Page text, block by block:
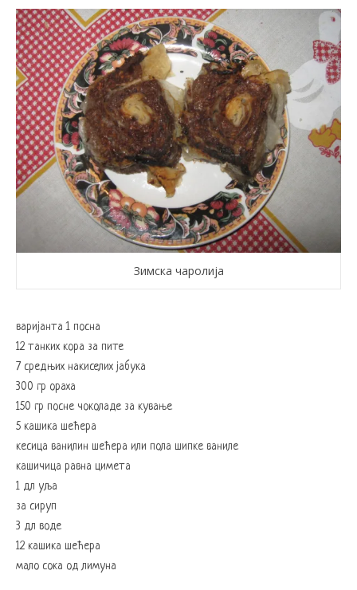
Зимска чаролија
варијанта 1 посна
12 танких кора за пите
7 средњих накиселих јабука
300 гр ораха
150 гр посне чоколаде за кување
5 кашика шећера
кесица ванилин шећера или пола шипке ваниле
кашичица равна цимета
1 дл уља
за сируп
3 дл воде
12 кашика шећера
мало сока од лимуна